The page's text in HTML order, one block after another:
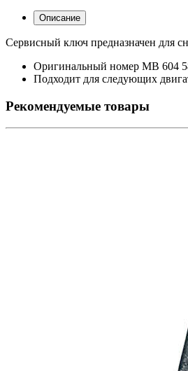
Описание
Сервисный ключ предназначен для
Оригинальный номер МВ 604
Подходит для следующих
Рекомендуемые товары